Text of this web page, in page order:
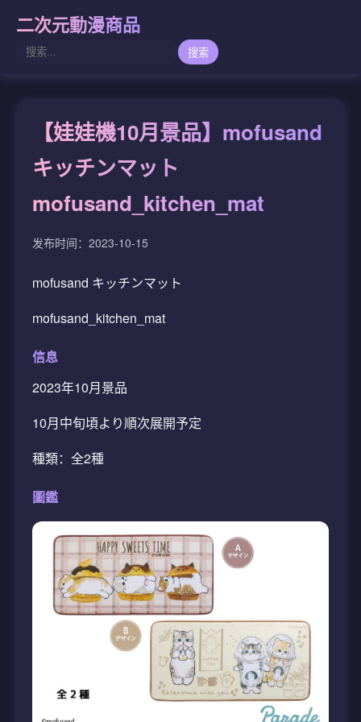
二次元動漫商品
搜索
【娃娃機10月景品】mofusand
キッチンマット
mofusand_kitchen_mat
发布时间：2023-10-15
mofusand キッチンマット
mofusand_kitchen_mat
信息
2023年10月景品
10月中旬頃より順次展開予定
種類：全2種
圖鑑